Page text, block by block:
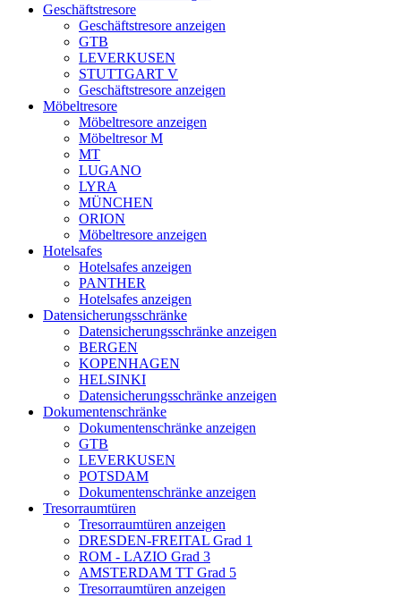
Geschäftstresore
Geschäftstresore anzeigen
GTB
LEVERKUSEN
STUTTGART V
Geschäftstresore anzeigen
Möbeltresore
Möbeltresore anzeigen
Möbeltresor M
MT
LUGANO
LYRA
MÜNCHEN
ORION
Möbeltresore anzeigen
Hotelsafes
Hotelsafes anzeigen
PANTHER
Hotelsafes anzeigen
Datensicherungsschränke
Datensicherungsschränke anzeigen
BERGEN
KOPENHAGEN
HELSINKI
Datensicherungsschränke anzeigen
Dokumentenschränke
Dokumentenschränke anzeigen
GTB
LEVERKUSEN
POTSDAM
Dokumentenschränke anzeigen
Tresorraumtüren
Tresorraumtüren anzeigen
DRESDEN-FREITAL Grad 1
ROM - LAZIO Grad 3
AMSTERDAM TT Grad 5
Tresorraumtüren anzeigen